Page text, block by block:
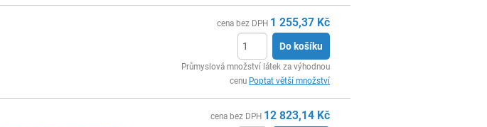
cena bez DPH 1 255,37 Kč
Do košíku
Průmyslová množství látek za výhodnou
cenu Poptat větší množství
cena bez DPH 12 823,14 Kč